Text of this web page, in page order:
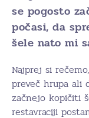
se pogosto
počasi, da
šele nato mi
Najprej si
preveč hrupa ali
začnejo kopičiti
restavraciji